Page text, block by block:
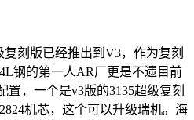
刻版已经推出到V3，作为复刻
钢的第一人AR厂更是不遗目前
置，一个是v3版的3135超级复刻
机芯，这个可以升级瑞机。海